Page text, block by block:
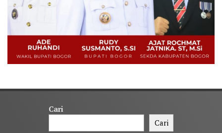
Cari
Cari